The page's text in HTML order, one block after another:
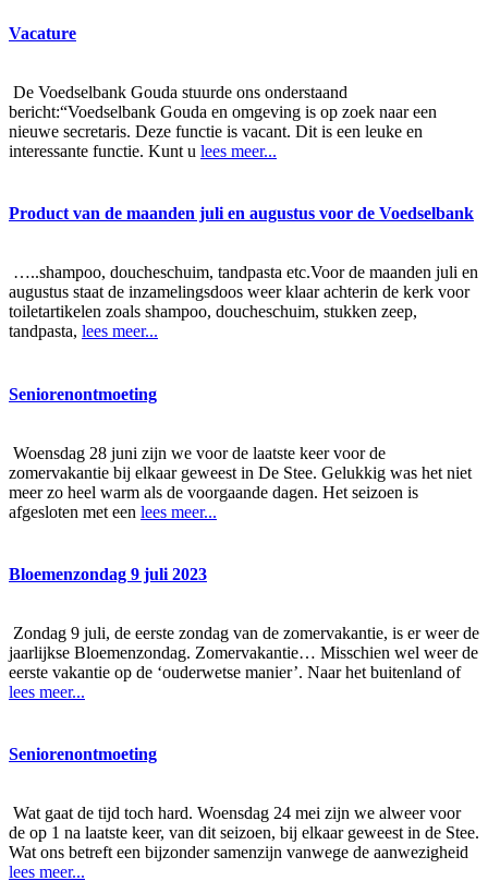
Vacature
De Voedselbank Gouda stuurde ons onderstaand
bericht:“Voedselbank Gouda en omgeving is op zoek naar een
nieuwe secretaris. Deze functie is vacant. Dit is een leuke en
interessante functie. Kunt u lees meer...
Product van de maanden juli en augustus voor de Voedselbank
…..shampoo, doucheschuim, tandpasta etc.Voor de maanden juli en
augustus staat de inzamelingsdoos weer klaar achterin de kerk voor
toiletartikelen zoals shampoo, doucheschuim, stukken zeep,
tandpasta, lees meer...
Seniorenontmoeting
Woensdag 28 juni zijn we voor de laatste keer voor de
zomervakantie bij elkaar geweest in De Stee. Gelukkig was het niet
meer zo heel warm als de voorgaande dagen. Het seizoen is
afgesloten met een lees meer...
Bloemenzondag 9 juli 2023
Zondag 9 juli, de eerste zondag van de zomervakantie, is er weer de
jaarlijkse Bloemenzondag. Zomervakantie… Misschien wel weer de
eerste vakantie op de ‘ouderwetse manier’. Naar het buitenland of
lees meer...
Seniorenontmoeting
Wat gaat de tijd toch hard. Woensdag 24 mei zijn we alweer voor
de op 1 na laatste keer, van dit seizoen, bij elkaar geweest in de Stee.
Wat ons betreft een bijzonder samenzijn vanwege de aanwezigheid
lees meer...